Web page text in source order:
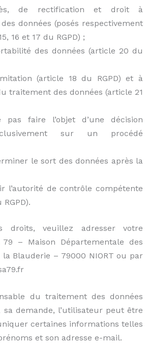
de rectification et droit à
données (posés respectivement
16 et 17 du RGPD) ;
des données (article 20 du
(article 18 du RGPD) et à
traitement des données (article 21
faire l’objet d’une décision
sur un procédé
le sort des données après la
l’autorité de contrôle compétente
droits, veuillez adresser votre
– Maison Départementale des
Blauderie – 79000 NIORT ou par
du traitement des données
demande, l’utilisateur peut être
certaines informations telles
et son adresse e-mail.